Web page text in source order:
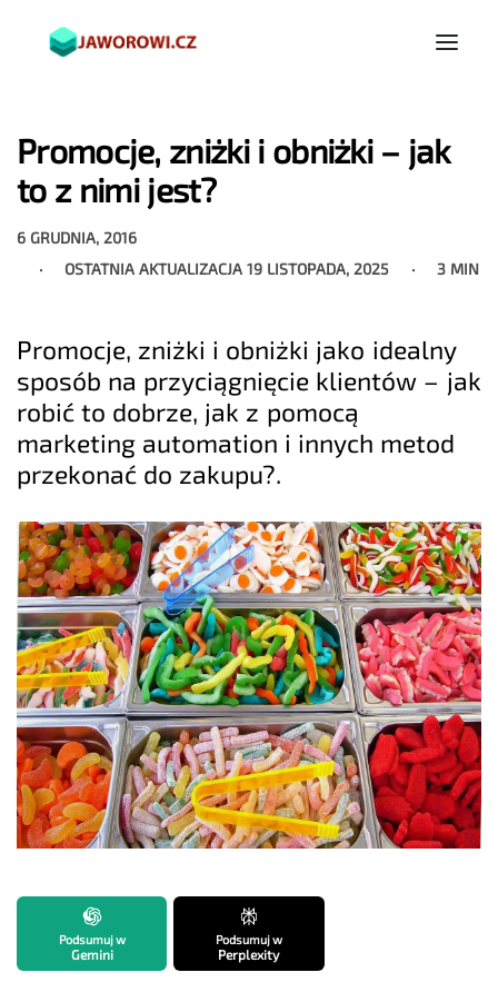
Promocje, zniżki i obniżki – jak
to z nimi jest?
6 GRUDNIA, 2016
OSTATNIA AKTUALIZACJA19 LISTOPADA, 2025 3 MIN
Promocje, zniżki i obniżki jako idealny
sposób na przyciągnięcie klientów – jak
robić to dobrze, jak z pomocą
marketing automation i innych metod
przekonać do zakupu?.
Podsumuj w
Gemini
Podsumuj w
Perplexity